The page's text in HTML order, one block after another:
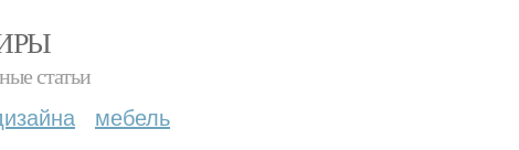
статьи
мебель